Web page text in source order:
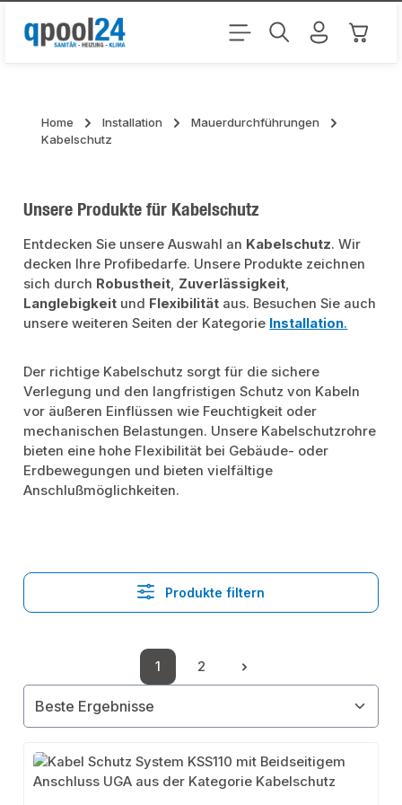
Zum Hauptinhalt springen
Home Installation
Mauerdurchführungen
Kabelschutz
Unsere Produkte für Kabelschutz
Entdecken Sie unsere Auswahl an Kabelschutz. Wir
decken Ihre Profibedarfe. Unsere Produkte zeichnen
sich durch Robustheit, Zuverlässigkeit,
Langlebigkeit und Flexibilität aus. Besuchen Sie auch
unsere weiteren Seiten der Kategorie Installation.
Der richtige Kabelschutz sorgt für die sichere
Verlegung und den langfristigen Schutz von Kabeln
vor äußeren Einflüssen wie Feuchtigkeit oder
mechanischen Belastungen. Unsere Kabelschutzrohre
bieten eine hohe Flexibilität bei Gebäude- oder
Erdbewegungen und bieten vielfältige
Anschlußmöglichkeiten.
Produkte filtern
Seite
1
Seite
2